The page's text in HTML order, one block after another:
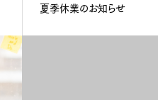
夏季休業のお知らせ